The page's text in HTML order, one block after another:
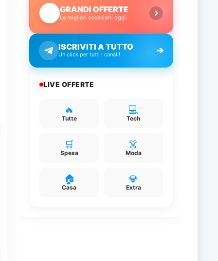
GRANDI OFFERTE
Le migliori occasioni oggi.
ISCRIVITI A TUTTO
Un click per tutti i canali! ➔
LIVE OFFERTE
🔥
Tutte
💻
Tech
🛒
Spesa
👗
Moda
🏠
Casa
💎
Extra